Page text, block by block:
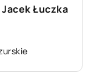
Jacek Łuczka